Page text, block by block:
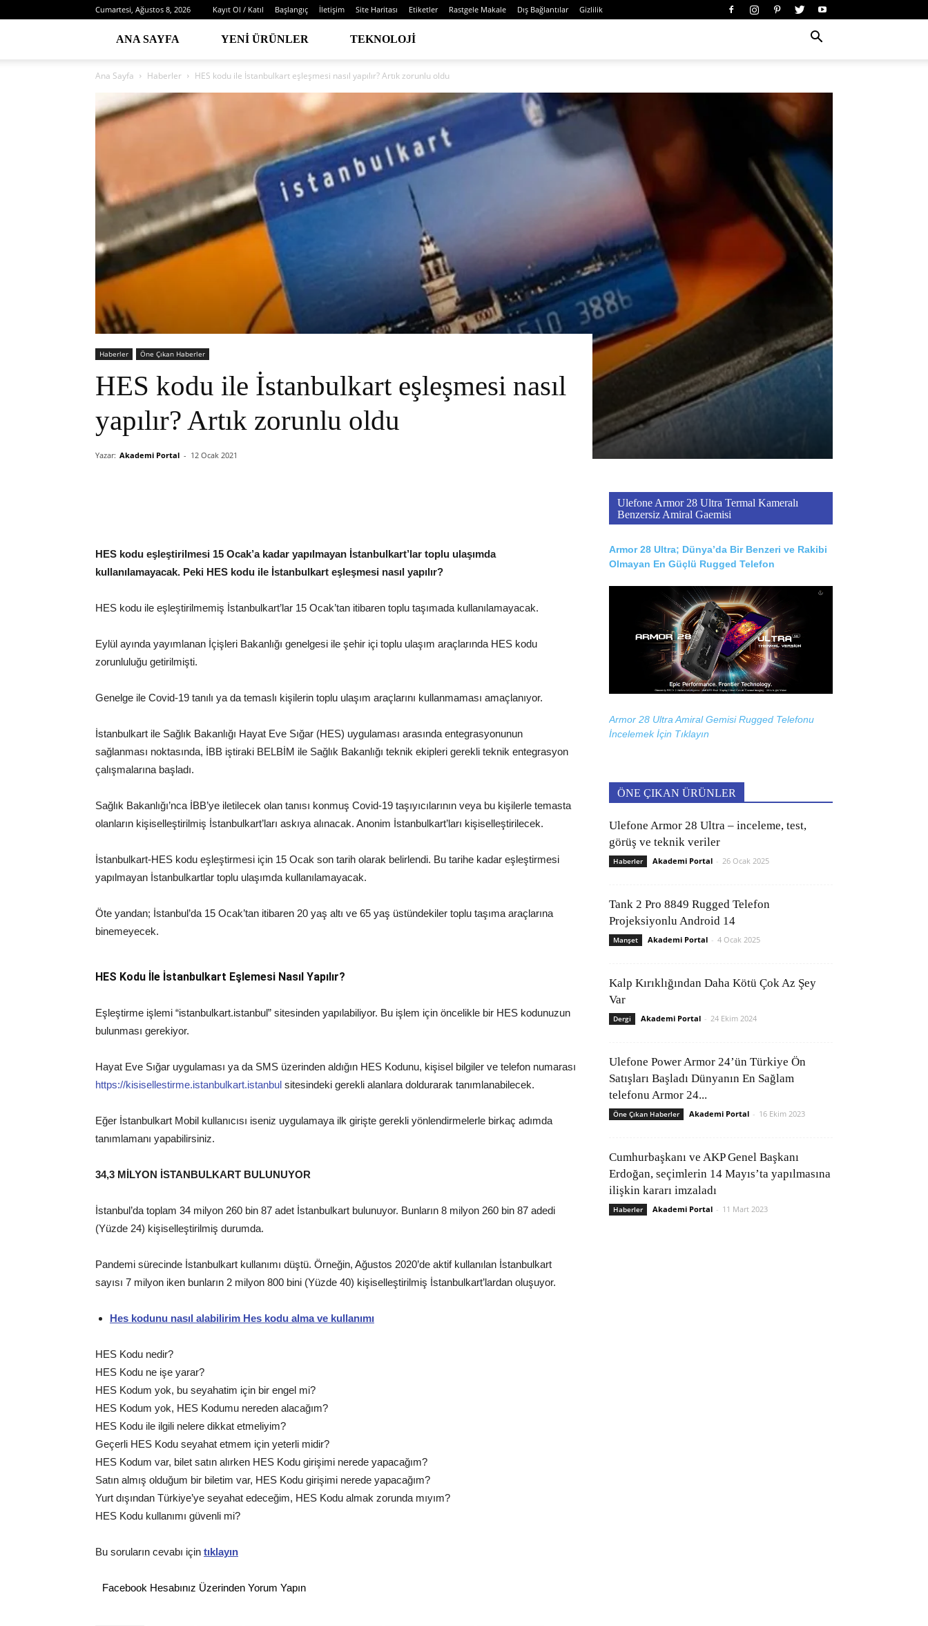
Cumartesi, Ağustos 8, 2026 Kayıt Ol / Katıl Başlangıç İletişim Site Haritası Etiketler Rastgele Makale Dış Bağlantılar Gizlilik
ANA SAYFA YENI ÜRÜNLER TEKNOLOJI
Ana Sayfa Haberler HES kodu ile İstanbulkart eşleşmesi nasıl yapılır? Artık zorunlu oldu
Haberler Öne Çıkan Haberler
HES kodu ile İstanbulkart eşleşmesi nasıl
yapılır? Artık zorunlu oldu
Yazar: Akademi Portal - 12 Ocak 2021
HES kodu eşleştirilmesi 15 Ocak’a kadar yapılmayan İstanbulkart’lar toplu ulaşımda
kullanılamayacak. Peki HES kodu ile İstanbulkart eşleşmesi nasıl yapılır?
HES kodu ile eşleştirilmemiş İstanbulkart’lar 15 Ocak’tan itibaren toplu taşımada kullanılamayacak.
Eylül ayında yayımlanan İçişleri Bakanlığı genelgesi ile şehir içi toplu ulaşım araçlarında HES kodu
zorunluluğu getirilmişti.
Genelge ile Covid-19 tanılı ya da temaslı kişilerin toplu ulaşım araçlarını kullanmaması amaçlanıyor.
İstanbulkart ile Sağlık Bakanlığı Hayat Eve Sığar (HES) uygulaması arasında entegrasyonunun
sağlanması noktasında, İBB iştiraki BELBİM ile Sağlık Bakanlığı teknik ekipleri gerekli teknik entegrasyon
çalışmalarına başladı.
Sağlık Bakanlığı’nca İBB’ye iletilecek olan tanısı konmuş Covid-19 taşıyıcılarının veya bu kişilerle temasta
olanların kişiselleştirilmiş İstanbulkart’ları askıya alınacak. Anonim İstanbulkart’ları kişiselleştirilecek.
İstanbulkart-HES kodu eşleştirmesi için 15 Ocak son tarih olarak belirlendi. Bu tarihe kadar eşleştirmesi
yapılmayan İstanbulkartlar toplu ulaşımda kullanılamayacak.
Öte yandan; İstanbul’da 15 Ocak’tan itibaren 20 yaş altı ve 65 yaş üstündekiler toplu taşıma araçlarına
binemeyecek.
HES Kodu İle İstanbulkart Eşlemesi Nasıl Yapılır?
Eşleştirme işlemi “istanbulkart.istanbul” sitesinden yapılabiliyor. Bu işlem için öncelikle bir HES kodunuzun
bulunması gerekiyor.
Hayat Eve Sığar uygulaması ya da SMS üzerinden aldığın HES Kodunu, kişisel bilgiler ve telefon numarası
https://kisisellestirme.istanbulkart.istanbul sitesindeki gerekli alanlara doldurarak tanımlanabilecek.
Eğer İstanbulkart Mobil kullanıcısı iseniz uygulamaya ilk girişte gerekli yönlendirmelerle birkaç adımda
tanımlamanı yapabilirsiniz.
34,3 MİLYON İSTANBULKART BULUNUYOR
İstanbul’da toplam 34 milyon 260 bin 87 adet İstanbulkart bulunuyor. Bunların 8 milyon 260 bin 87 adedi
(Yüzde 24) kişiselleştirilmiş durumda.
Pandemi sürecinde İstanbulkart kullanımı düştü. Örneğin, Ağustos 2020’de aktif kullanılan İstanbulkart
sayısı 7 milyon iken bunların 2 milyon 800 bini (Yüzde 40) kişiselleştirilmiş İstanbulkart’lardan oluşuyor.
Hes kodunu nasıl alabilirim Hes kodu alma ve kullanımı
HES Kodu nedir?
HES Kodu ne işe yarar?
HES Kodum yok, bu seyahatim için bir engel mi?
HES Kodum yok, HES Kodumu nereden alacağım?
HES Kodu ile ilgili nelere dikkat etmeliyim?
Geçerli HES Kodu seyahat etmem için yeterli midir?
HES Kodum var, bilet satın alırken HES Kodu girişimi nerede yapacağım?
Satın almış olduğum bir biletim var, HES Kodu girişimi nerede yapacağım?
Yurt dışından Türkiye’ye seyahat edeceğim, HES Kodu almak zorunda mıyım?
HES Kodu kullanımı güvenli mi?
Bu soruların cevabı için tıklayın
Facebook Hesabınız Üzerinden Yorum Yapın
Ulefone Armor 28 Ultra Termal Kameralı
Benzersiz Amiral Gaemisi
Armor 28 Ultra; Dünya’da Bir Benzeri ve Rakibi
Olmayan En Güçlü Rugged Telefon
Armor 28 Ultra Amiral Gemisi Rugged Telefonu
İncelemek İçin Tıklayın
ÖNE ÇIKAN ÜRÜNLER
Ulefone Armor 28 Ultra – inceleme, test,
görüş ve teknik veriler
Haberler Akademi Portal - 26 Ocak 2025
Tank 2 Pro 8849 Rugged Telefon
Projeksiyonlu Android 14
Manşet Akademi Portal - 4 Ocak 2025
Kalp Kırıklığından Daha Kötü Çok Az Şey
Var
Dergi Akademi Portal - 24 Ekim 2024
Ulefone Power Armor 24’ün Türkiye Ön
Satışları Başladı Dünyanın En Sağlam
telefonu Armor 24...
Öne Çıkan Haberler Akademi Portal - 16 Ekim 2023
Cumhurbaşkanı ve AKP Genel Başkanı
Erdoğan, seçimlerin 14 Mayıs’ta yapılmasına
ilişkin kararı imzaladı
Haberler Akademi Portal - 11 Mart 2023